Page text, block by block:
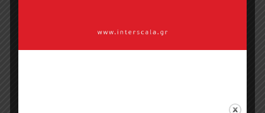
Πολυθρόνες εξωτερικού χώρου
πολυθρόνες εσωτερικού χώρου